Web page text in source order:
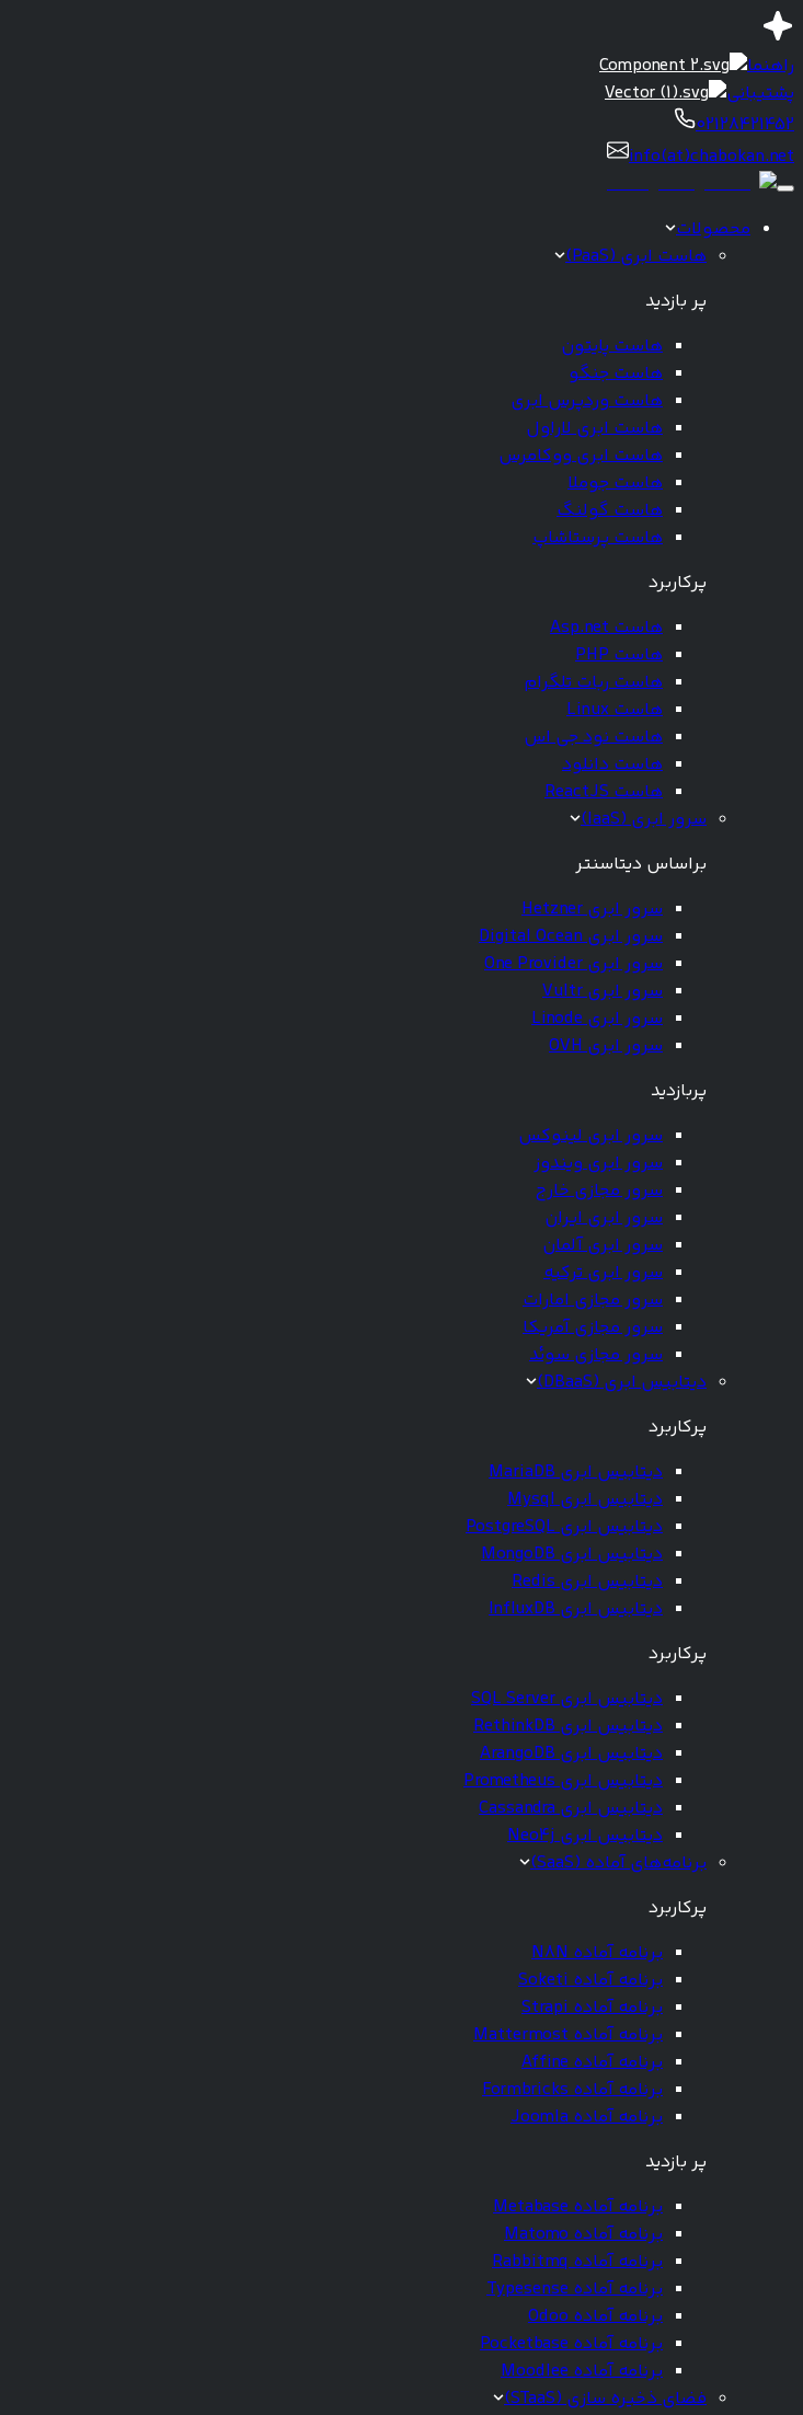
راهنما
پشتیبانی
02128421452
info(at)chabokan.net
محصولات
هاست ابری (PaaS)
پر بازدید
هاست پایتون
هاست جنگو
هاست وردپرس ابری
هاست ابری لاراول
هاست ابری ووکامرس
هاست جوملا
هاست گولنگ
هاست پرستاشاپ
پرکاربرد
هاست Asp.net
هاست PHP
هاست ربات تلگرام
هاست Linux
هاست نود جی اس
هاست دانلود
هاست ReactJS
سرور ابری (IaaS)
براساس دیتاسنتر
سرور ابری Hetzner
سرور ابری Digital Ocean
سرور ابری One Provider
سرور ابری Vultr
سرور ابری Linode
سرور ابری OVH
پربازدید
سرور ابری لینوکس
سرور ابری ویندوز
سرور مجازی خارج
سرور ابری ایران
سرور ابری آلمان
سرور ابری ترکیه
سرور مجازی امارات
سرور مجازی آمریکا
سرور مجازی سوئد
دیتابیس ابری (DBaaS)
پرکاربرد
دیتابیس ابری MariaDB
دیتابیس ابری Mysql
دیتابیس ابری PostgreSQL
دیتابیس ابری MongoDB
دیتابیس ابری Redis
دیتابیس ابری InfluxDB
پرکاربرد
دیتابیس ابری SQL Server
دیتابیس ابری RethinkDB
دیتابیس ابری ArangoDB
دیتابیس ابری Prometheus
دیتابیس ابری Cassandra
دیتابیس ابری Neo4j
برنامه‌های آماده (SaaS)
پرکاربرد
برنامه آماده N8N
برنامه آماده Soketi
برنامه آماده Strapi
برنامه آماده Mattermost
برنامه آماده Affine
برنامه آماده Formbricks
برنامه آماده Joomla
پر بازدید
برنامه آماده Metabase
برنامه آماده Matomo
برنامه آماده Rabbitmq
برنامه آماده Typesense
برنامه آماده Odoo
برنامه آماده Pocketbase
برنامه آماده Moodlee
فضای ذخیره سازی (STaaS)